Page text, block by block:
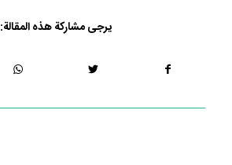
يرجى مشاركة هذه المقالة: